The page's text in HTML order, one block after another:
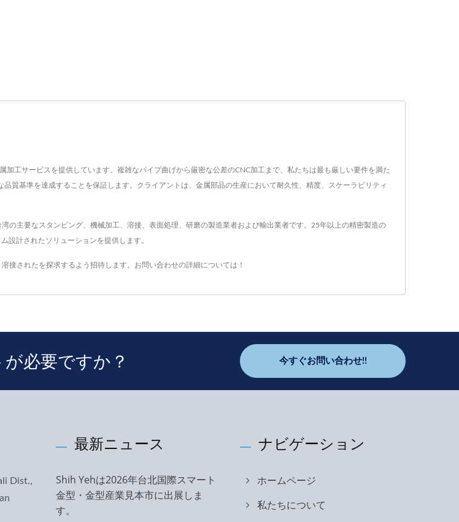
工サービスを提供しています。複雑なパイプ曲げから厳密な公差のCNC加工まで、私たちは最も厳しい要件を満た
質基準を達成することを保証します。クライアントは、金属部品の生産において耐久性、精度、スケーラビリティ
の主要なスタンピング、機械加工、溶接、表面処理、研磨の製造業者および輸出業者です。25年以上の精密製造の
設計されたソリューションを提供します。
溶接されたを探求するよう招待します。 お問い合わせの詳細については！
必要ですか？ 今すぐお問い合わせ!!
Dist.,
最新ニュース
Shih Yehは2026年台北国際スマート
金型・金型産業見本市に出展しま
す。
ナビゲーション
ホームページ
私たちについて